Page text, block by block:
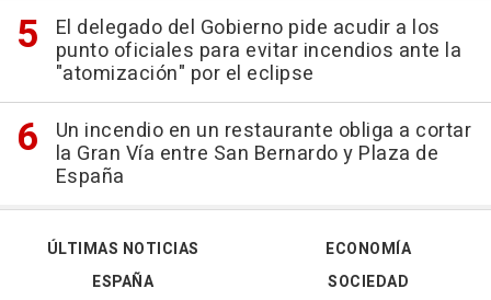
El delegado del Gobierno pide acudir a los
punto oficiales para evitar incendios ante la
"atomización" por el eclipse
Un incendio en un restaurante obliga a cortar
la Gran Vía entre San Bernardo y Plaza de
España
ÚLTIMAS NOTICIAS
ESPAÑA
ECONOMÍA
SOCIEDAD